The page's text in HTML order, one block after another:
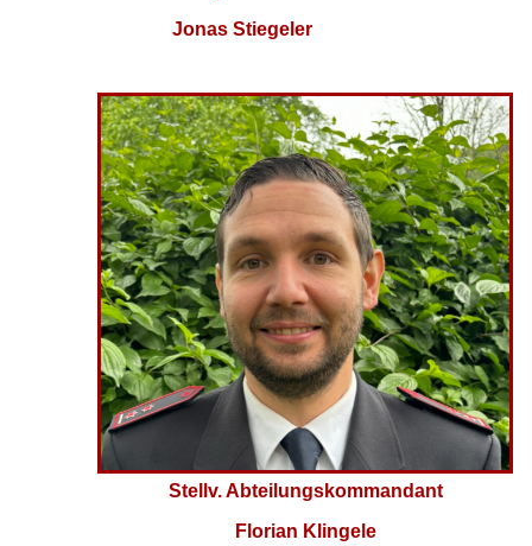
Jonas Stiegeler
Stellv. Abteilungskommandant
Florian Klingele